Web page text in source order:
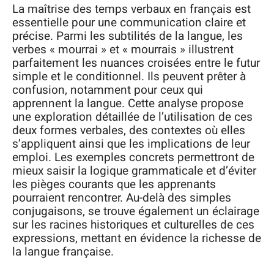
La maîtrise des temps verbaux en français est
essentielle pour une communication claire et
précise. Parmi les subtilités de la langue, les
verbes « mourrai » et « mourrais » illustrent
parfaitement les nuances croisées entre le futur
simple et le conditionnel. Ils peuvent prêter à
confusion, notamment pour ceux qui
apprennent la langue. Cette analyse propose
une exploration détaillée de l’utilisation de ces
deux formes verbales, des contextes où elles
s’appliquent ainsi que les implications de leur
emploi. Les exemples concrets permettront de
mieux saisir la logique grammaticale et d’éviter
les pièges courants que les apprenants
pourraient rencontrer. Au-delà des simples
conjugaisons, se trouve également un éclairage
sur les racines historiques et culturelles de ces
expressions, mettant en évidence la richesse de
la langue française.